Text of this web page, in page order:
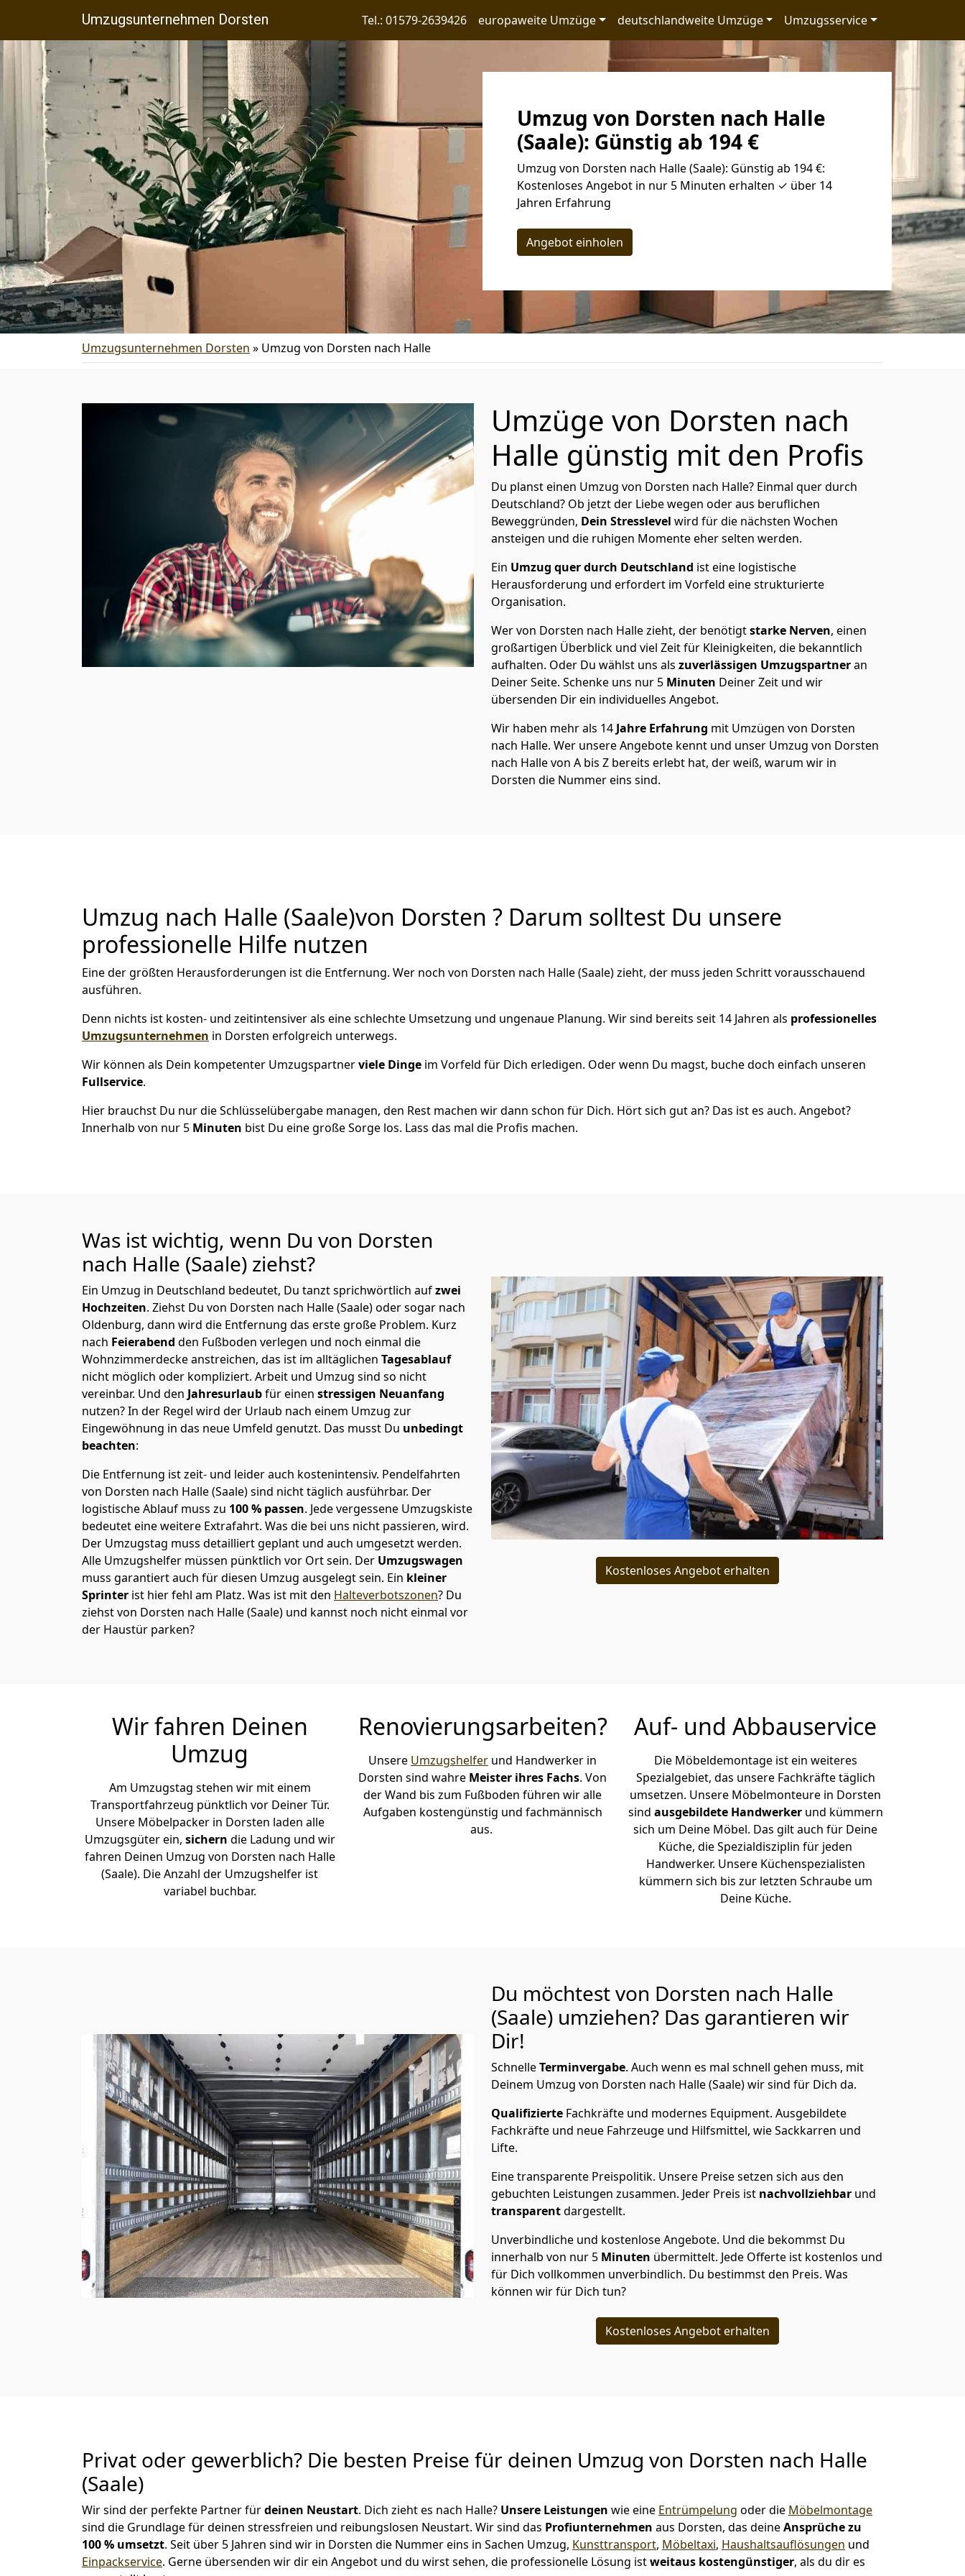
Umzugsunternehmen Dorsten Tel.: 01579-2639426 europaweite Umzüge deutschlandweite Umzüge Umzugsservice
Umzug von Dorsten nach Halle
(Saale): Günstig ab 194 €
Umzug von Dorsten nach Halle (Saale): Günstig ab 194 €:
Kostenloses Angebot in nur 5 Minuten erhalten ✓ über 14
Jahren Erfahrung
Angebot einholen
Umzugsunternehmen Dorsten » Umzug von Dorsten nach Halle
Umzüge von Dorsten nach
Halle günstig mit den Profis
Du planst einen Umzug von Dorsten nach Halle? Einmal quer durch
Deutschland? Ob jetzt der Liebe wegen oder aus beruflichen
Beweggründen, Dein Stresslevel wird für die nächsten Wochen
ansteigen und die ruhigen Momente eher selten werden.
Ein Umzug quer durch Deutschland ist eine logistische
Herausforderung und erfordert im Vorfeld eine strukturierte
Organisation.
Wer von Dorsten nach Halle zieht, der benötigtstarke Nerven, einen
großartigen Überblick und viel Zeit für Kleinigkeiten, die bekanntlich
aufhalten. Oder Du wählst uns als zuverlässigen Umzugspartneran
Deiner Seite. Schenke uns nur 5 Minuten Deiner Zeit und wir
übersenden Dir ein individuelles Angebot.
Wir haben mehr als 14 Jahre Erfahrung mit Umzügen von Dorsten
nach Halle. Wer unsere Angebote kennt und unser Umzug von Dorsten
nach Halle von A bis Z bereits erlebt hat, der weiß, warum wir in
Dorsten die Nummer eins sind.
Umzug nach Halle (Saale)von Dorsten ? Darum solltest Du unsere
professionelle Hilfe nutzen
Eine der größten Herausforderungen ist die Entfernung. Wer noch von Dorsten nach Halle (Saale) zieht, der muss jeden Schritt vorausschauend
ausführen.
Denn nichts ist kosten- und zeitintensiver als eine schlechte Umsetzung und ungenaue Planung. Wir sind bereits seit 14 Jahren als professionelles
Umzugsunternehmen in Dorsten erfolgreich unterwegs.
Wir können als Dein kompetenter Umzugspartnerviele Dinge im Vorfeld für Dich erledigen. Oder wenn Du magst, buche doch einfach unseren
Fullservice.
Hier brauchst Du nur die Schlüsselübergabe managen, den Rest machen wir dann schon für Dich. Hört sich gut an? Das ist es auch. Angebot?
Innerhalb von nur 5 Minuten bist Du eine große Sorge los. Lass das mal die Profis machen.
Was ist wichtig, wenn Du von Dorsten
nach Halle (Saale) ziehst?
Ein Umzug in Deutschland bedeutet, Du tanzt sprichwörtlich aufzwei
Hochzeiten. Ziehst Du von Dorsten nach Halle (Saale) oder sogar nach
Oldenburg, dann wird die Entfernung das erste große Problem. Kurz
nach Feierabend den Fußboden verlegen und noch einmal die
Wohnzimmerdecke anstreichen, das ist im alltäglichen Tagesablauf
nicht möglich oder kompliziert. Arbeit und Umzug sind so nicht
vereinbar. Und den Jahresurlaubfür einen stressigen Neuanfang
nutzen? In der Regel wird der Urlaub nach einem Umzug zur
Eingewöhnung in das neue Umfeld genutzt. Das musst Du unbedingt
beachten:
Die Entfernung ist zeit- und leider auch kostenintensiv. Pendelfahrten
von Dorsten nach Halle (Saale) sind nicht täglich ausführbar. Der
logistische Ablauf muss zu 100 % passen. Jede vergessene Umzugskiste
bedeutet eine weitere Extrafahrt. Was die bei uns nicht passieren, wird.
Der Umzugstag muss detailliert geplant und auch umgesetzt werden.
Alle Umzugshelfer müssen pünktlich vor Ort sein. Der Umzugswagen
muss garantiert auch für diesen Umzug ausgelegt sein. Ein kleiner
Sprinter ist hier fehl am Platz. Was ist mit den Halteverbotszonen? Du
ziehst von Dorsten nach Halle (Saale) und kannst noch nicht einmal vor
der Haustür parken?
Kostenloses Angebot erhalten
Wir fahren Deinen
Umzug
Am Umzugstag stehen wir mit einem
Transportfahrzeug pünktlich vor Deiner Tür.
Unsere Möbelpacker in Dorsten laden alle
Umzugsgüter ein, sichern die Ladung und wir
fahren Deinen Umzug von Dorsten nach Halle
(Saale). Die Anzahl der Umzugshelfer ist
variabel buchbar.
Renovierungsarbeiten?
Unsere Umzugshelfer und Handwerker in
Dorsten sind wahre Meister ihres Fachs. Von
der Wand bis zum Fußboden führen wir alle
Aufgaben kostengünstig und fachmännisch
aus.
Auf- und Abbauservice
Die Möbeldemontage ist ein weiteres
Spezialgebiet, das unsere Fachkräfte täglich
umsetzen. Unsere Möbelmonteure in Dorsten
sind ausgebildete Handwerker und kümmern
sich um Deine Möbel. Das gilt auch für Deine
Küche, die Spezialdisziplin für jeden
Handwerker. Unsere Küchenspezialisten
kümmern sich bis zur letzten Schraube um
Deine Küche.
Du möchtest von Dorsten nach Halle
(Saale) umziehen? Das garantieren wir
Dir!
SchnelleTerminvergabe. Auch wenn es mal schnell gehen muss, mit
Deinem Umzug von Dorsten nach Halle (Saale) wir sind für Dich da.
Qualifizierte Fachkräfte und modernes Equipment. Ausgebildete
Fachkräfte und neue Fahrzeuge und Hilfsmittel, wie Sackkarren und
Lifte.
Eine transparente Preispolitik. Unsere Preise setzen sich aus den
gebuchten Leistungen zusammen. Jeder Preis ist nachvollziehbar und
transparentdargestellt.
Unverbindliche und kostenlose Angebote. Und die bekommst Du
innerhalb von nur 5 Minuten übermittelt. Jede Offerte ist kostenlos und
für Dich vollkommen unverbindlich. Du bestimmst den Preis. Was
können wir für Dich tun?
Kostenloses Angebot erhalten
Privat oder gewerblich? Die besten Preise für deinen Umzug von Dorsten nach Halle
(Saale)
Wir sind der perfekte Partner fürdeinen Neustart. Dich zieht es nach Halle? Unsere Leistungen wie eine Entrümpelung oder die Möbelmontage
sind die Grundlage für deinen stressfreien und reibungslosen Neustart. Wir sind das Profiunternehmen aus Dorsten, das deineAnsprüche zu
100 % umsetzt. Seit über 5 Jahren sind wir in Dorsten die Nummer eins in Sachen Umzug, Kunsttransport, Möbeltaxi, Haushaltsauflösungen und
Einpackservice. Gerne übersenden wir dir ein Angebot und du wirst sehen, die professionelle Lösung istweitaus kostengünstiger, als du dir es